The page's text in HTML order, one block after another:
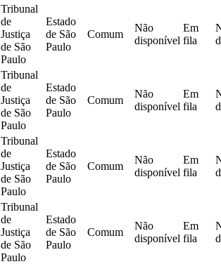
Tribunal
de
Justiça
de São
Paulo
Estado
de São
Paulo
Comum
Não
disponível
Em
fila
Tribunal
de
Justiça
de São
Paulo
Estado
de São
Paulo
Comum
Não
disponível
Em
fila
Tribunal
de
Justiça
de São
Paulo
Estado
de São
Paulo
Comum
Não
disponível
Em
fila
Tribunal
de
Justiça
de São
Paulo
Estado
de São
Paulo
Comum
Não
disponível
Em
fila